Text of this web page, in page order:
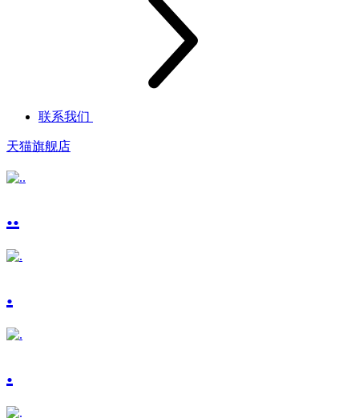
联系我们
天猫旗舰店
..
.
.